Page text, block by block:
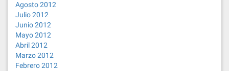
Agosto 2012
Julio 2012
Junio 2012
Mayo 2012
Abril 2012
Marzo 2012
Febrero 2012